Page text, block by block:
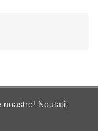
Noutati,